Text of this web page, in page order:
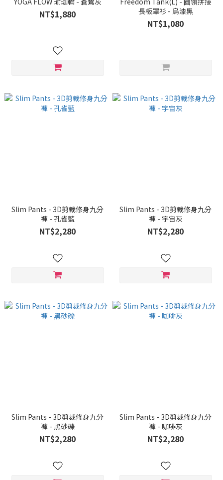
NT$1,880
長板罩衫 - 烏漆黑
NT$1,080
Slim Pants - 3D剪裁修身九分
褲 - 孔雀藍
NT$2,280
Slim Pants - 3D剪裁修身九分
褲 - 宇宙灰
NT$2,280
Slim Pants - 3D剪裁修身九分
褲 - 黑砂礫
NT$2,280
Slim Pants - 3D剪裁修身九分
褲 - 咖啡灰
NT$2,280